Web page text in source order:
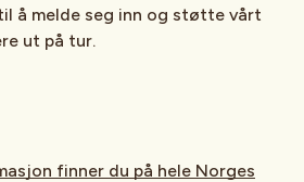
å melde seg inn og støtte vårt
ut på tur.
finner du på hele Norges